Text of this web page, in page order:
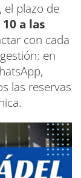
el plazo de
a las
con cada
en
las reservas